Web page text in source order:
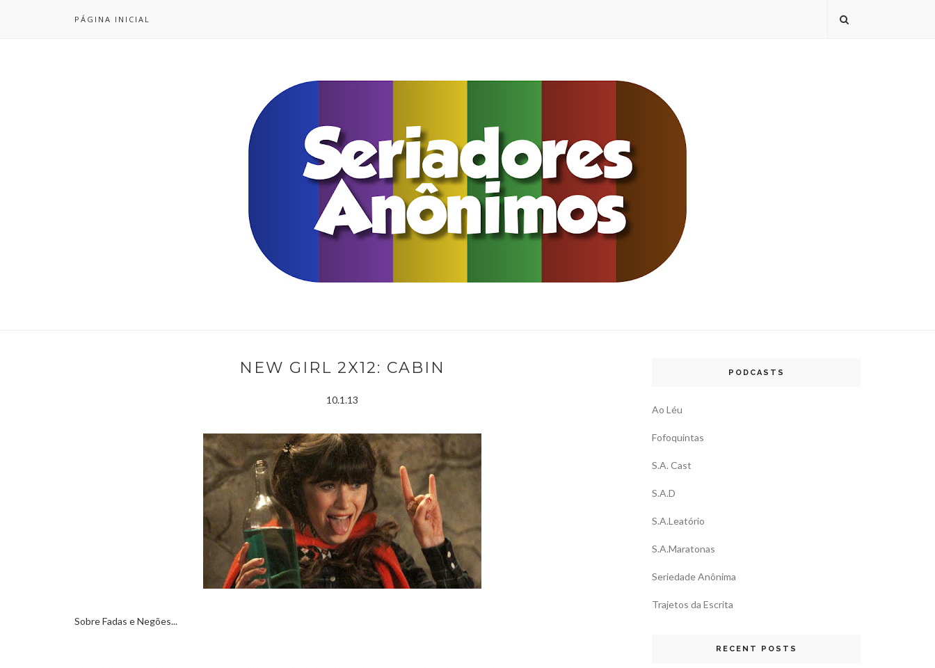
PÁGINA INICIAL
NEW GIRL 2X12: CABIN
10.1.13
Sobre Fadas e Negões...
PODCASTS
Ao Léu
Fofoquintas
S.A. Cast
S.A.D
S.A.Leatório
S.A.Maratonas
Seriedade Anônima
Trajetos da Escrita
RECENT POSTS